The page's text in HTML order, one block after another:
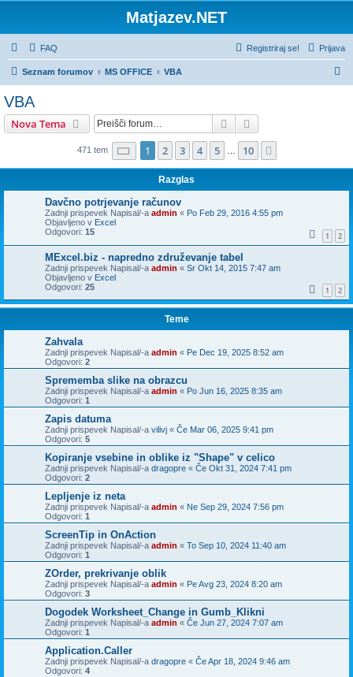
Matjazev.NET
FAQ Prijava
Registriraj se!
Seznam forumov MS OFFICE VBA
VBA
Nova Tema Iskanje
471 tem Stran 1od10
1 2 3 4 5 10
Razglas
Davčno potrjevanje računov
Zadnji prispevek Napisal/-a admin « Po Feb 29, 2016 4:55 pm
Objavljeno v Excel
Odgovori: 15 1 2
MExcel.biz - napredno združevanje tabel
Zadnji prispevek Napisal/-a admin « Sr Okt 14, 2015 7:47 am
Objavljeno v Excel
Odgovori: 25 1 2
Teme
Zahvala
Zadnji prispevek Napisal/-a admin « Pe Dec 19, 2025 8:52 am
Odgovori: 2
Sprememba slike na obrazcu
Zadnji prispevek Napisal/-a admin « Po Jun 16, 2025 8:35 am
Odgovori: 1
Zapis datuma
Zadnji prispevek Napisal/-a vilivj « Če Mar 06, 2025 9:41 pm
Odgovori: 5
Kopiranje vsebine in oblike iz "Shape" v celico
Zadnji prispevek Napisal/-a dragopre « Če Okt 31, 2024 7:41 pm
Odgovori: 2
Lepljenje iz neta
Zadnji prispevek Napisal/-a admin « Ne Sep 29, 2024 7:56 pm
Odgovori: 1
ScreenTip in OnAction
Zadnji prispevek Napisal/-a admin « To Sep 10, 2024 11:40 am
Odgovori: 1
ZOrder, prekrivanje oblik
Zadnji prispevek Napisal/-a admin « Pe Avg 23, 2024 8:20 am
Odgovori: 3
Dogodek Worksheet_Change in Gumb_Klikni
Zadnji prispevek Napisal/-a admin « Če Jun 27, 2024 7:07 am
Odgovori: 1
Application.Caller
Zadnji prispevek Napisal/-a dragopre « Če Apr 18, 2024 9:46 am
Odgovori: 4